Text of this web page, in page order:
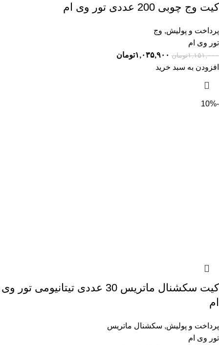
کیت وج چوبی 200 عددی تور وی ام
پرداخت و پولیش, وج
تور وی ام
۱,۱۵۱,۰۰۰تومان ۱,۰۳۵,۹۰۰تومان
افزودن به سبد خرید
-10%
کیت سکشنال ماتریس 30 عددی تیتانیومی تور وی
ام
پرداخت و پولیش, سکشنال ماتریس
تور وی ام